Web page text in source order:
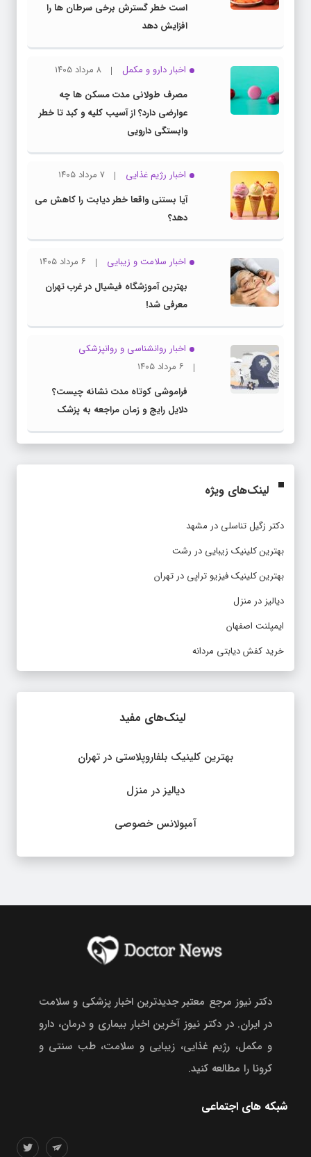
است خطر گسترش برخی سرطان ها را
افزایش دهد
اخبار دارو و مکمل
۸ مرداد ۱۴۰۵
مصرف طولانی مدت مسکن ها چه
عوارضی دارد؟ از آسیب کلیه و کبد تا خطر
وابستگی دارویی
اخبار رژیم غذایی
۷ مرداد ۱۴۰۵
آیا بستنی واقعا خطر دیابت را کاهش می
دهد؟
اخبار سلامت و زیبایی
۶ مرداد ۱۴۰۵
بهترین آموزشگاه فیشیال در غرب تهران
معرفی شد!
اخبار روانشناسی و روانپزشكی
۶ مرداد ۱۴۰۵
فراموشی کوتاه مدت نشانه چیست؟
دلایل رایج و زمان مراجعه به پزشک
لینک‌های ویژه
دکتر زگیل تناسلی در مشهد
بهترین کلینیک زیبایی در رشت
بهترین کلینیک فیزیو تراپی در تهران
دیالیز در منزل
ایمپلنت اصفهان
خرید کفش دیابتی مردانه
لینک‌های مفید
بهترین کلینیک بلفاروپلاستی در تهران
دیالیز در منزل
آمبولانس خصوصی
دکتر نیوز مرجع معتبر جدیدترین اخبار پزشکی و سلامت
در ایران. در دکتر نیوز آخرین اخبار بیماری و درمان، دارو
و مکمل، رژیم غذایی، زیبایی و سلامت، طب سنتی و
کرونا را مطالعه کنید.
شبکه های اجتماعی